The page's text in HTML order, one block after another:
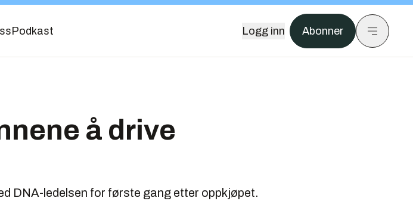
Podkast Logg inn Abonner
å drive
DNA-ledelsen for første gang etter oppkjøpet.